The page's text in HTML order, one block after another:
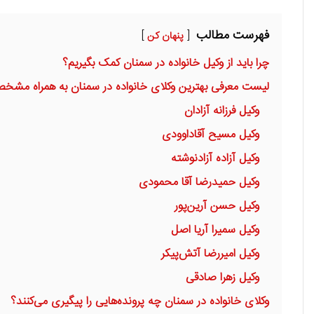
فهرست مطالب پنهان کن
چرا باید از وکیل خانواده در سمنان کمک بگیریم؟
لیست معرفی بهترین وکلای خانواده در سمنان به همراه
وکیل فرزانه آزادان
وکیل مسیح آقاداوودی
وکیل آزاده آزادنوشته
وکیل حمیدرضا آقا محمودی
وکیل حسن آرین‌پور
وکیل سمیرا آریا اصل
وکیل امیررضا آتش‌پیکر
وکیل زهرا صادقی
وکلای خانواده در سمنان چه پرونده‌هایی را پیگیری می‌کنند؟